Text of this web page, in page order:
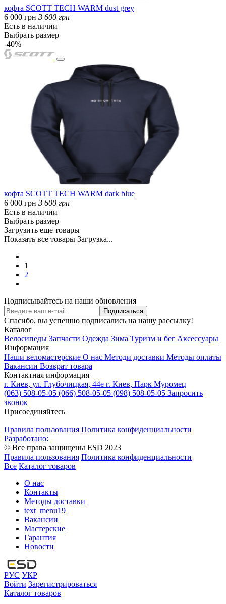
кофта SCOTT TECH WARM dust grey
6 000 грн 3 600 грн
Есть в наличии
Выбрать размер
-40%
кофта SCOTT TECH WARM dark blue
6 000 грн 3 600 грн
Есть в наличии
Выбрать размер
Загрузить еще товары
Показать все товары Загрузка...
1
2
Подписывайтесь на наши обновления
Спасибо, вы успешно подписались на нашу рассылку!
Каталог
Велосипеды Запчасти Одежда Зима Туризм и бег Аксессуары
Информация
Наши веломастерские О нас Методи доставки Методы оплаты
Вакансии Возврат товара
Контактная информация
г. Киев, ул. Глубочицкая, 44е г. Киев, Парк Муромец
(063) 508-05-05 (066) 508-05-05 (098) 508-05-05 Запросить
звонок
Присоединяйтесь
Правила пользования Политика конфиденциальности
Разработано:
© Все права защищены ESD 2023
Правила пользования Политика конфиденциальности
Все Каталог товаров
О нас
Контакты
Методы доставки
text_menu19
Вакансии
Мастерские
Гарантия
Новости
РУС УКР
Войти Зарегистрироваться
Каталог товаров